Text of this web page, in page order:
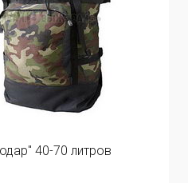
Рюкзак туристический
Артикул: 40-2118
1887 р.